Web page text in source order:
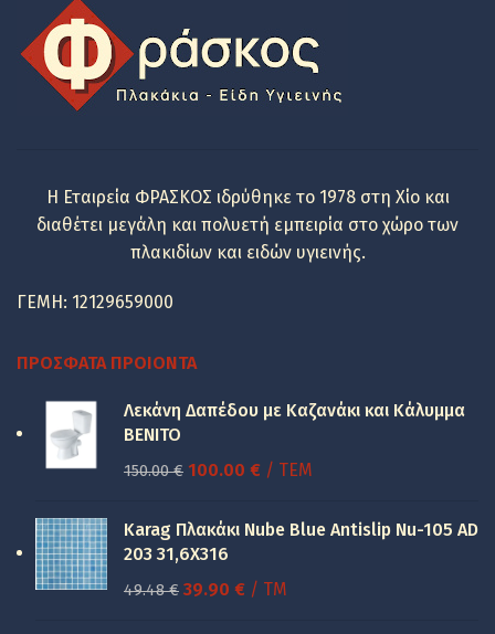
110.44 €.
Η Εταιρεία ΦΡΑΣΚΟΣ ιδρύθηκε το 1978 στη Χίο και
διαθέτει μεγάλη και πολυετή εμπειρία στο χώρο των
πλακιδίων και ειδών υγιεινής.
ΓΕΜΗ: 12129659000
ΠΡΌΣΦΑΤΑ ΠΡΟΙΌΝΤΑ
Λεκάνη Δαπέδου με Καζανάκι και Κάλυμμα
BENITO
150.00€ Original
was:
150.00 €.
100.00 €Η
τιμή
100.00 €.
/ ΤΕΜ
Karag Πλακάκι Nube Blue Antislip Nu-105 AD
203 31,6X316
49.48€ Original
39.90 €Η/ TM